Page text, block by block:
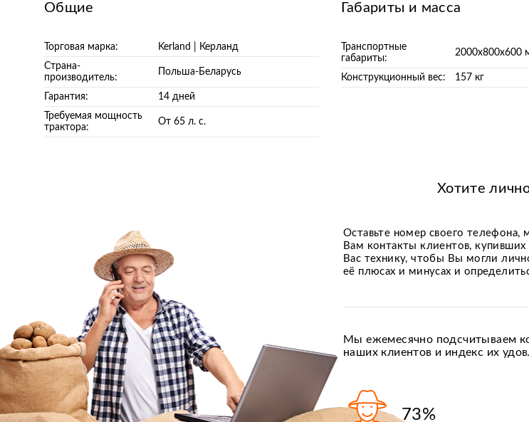
Общие
Торговая марка:
Kerland | Керланд
Страна-
производитель:
Польша-Беларусь
Гарантия:
14 дней
Требуемая мощность
трактора:
От 65 л. с.
Габариты и масса
Транспортные
габариты:
2000х800х600
Конструкционный вес: 157 кг
Хотите
Оставьте номер своего телефона,
Вам контакты клиентов,
Вас технику, чтобы Вы могли
её плюсах и минусах и
Мы ежемесячно подсчитываем
наших клиентов и индекс их
73%